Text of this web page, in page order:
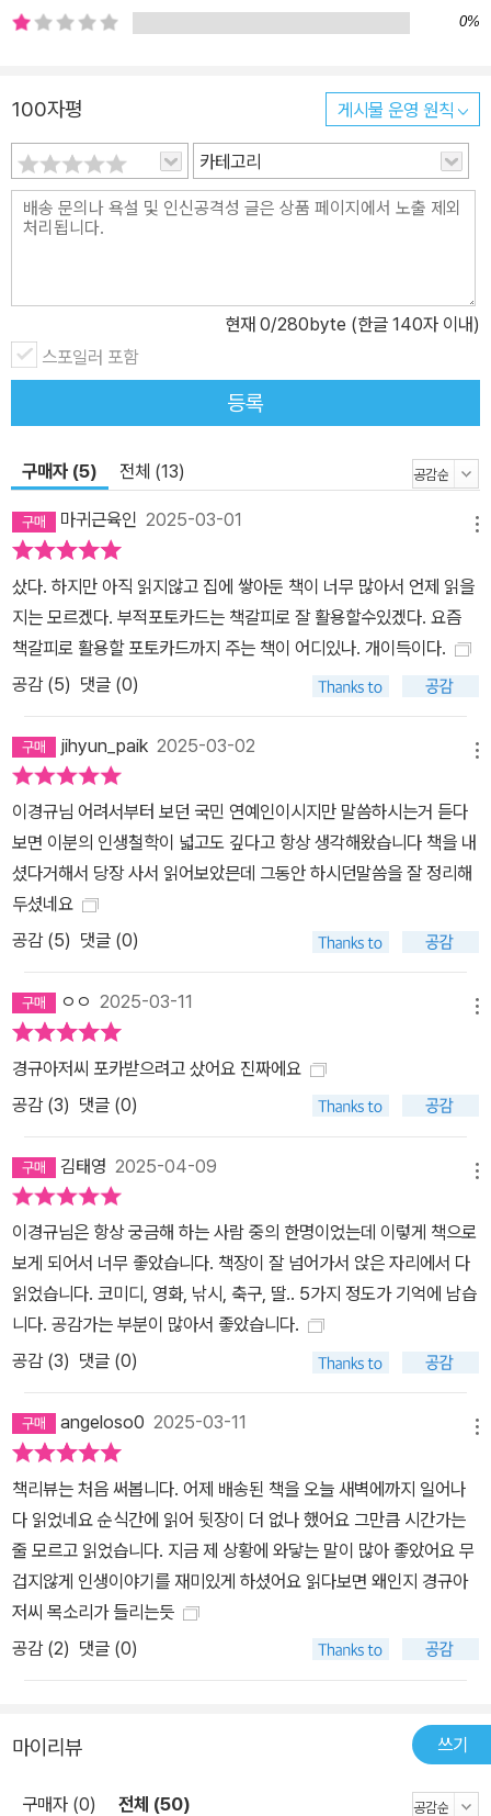
곡차곡 적립해온 잔뼈 굵은 어른의 이야기가 절실하게 필요할 때 항
떤 일에 한없이 마음을 졸이다가도 허허 웃음이 나오는 농담 같은 인
생을 살아가고 있는 ‘인간 이경규’가 얻은 것도 많고, 잃은 것도 많았
던 자신의 인생을 돌아보며 지나온 길에서 얻은 깨달음에 대해 이야
기한다. 2장 ‘박수칠 때 왜 떠납니까’에서는 긴 시간 동안 대한민국을
대표하는 예능인으로서 날카로운 감각을 잃지 않고 지금까지 살아남
이 나를 어쩔 수 없게 만든다’에서는 운명처럼 영화와 함께 자라난 소
년 이경규가 인생의 전환점마다 결정적인 역할을 해주었던 사랑할 수
밖에 없는 영화를 이야기하며, 꿈꾸는 삶의 눈부신 아름다움을 여실
나의 비빌 언덕이 되어줄 딸과 가족, 공황장애 속에서도 든든한 기둥
사는 중입니다’에서는 노력하는 사람은 즐기는 사람을 이길 수 있다
는 삶의 철학으로 과거에 안주하지 않고 미래로 나아가며 앞으로도
끝까지 살아남겠다는 이경규의 강인한 다짐과 포부를 담았다. 하루가
멀다 하고 새로운 사건 사고가 터지며 위태위태한 혼란으로 가득한
세상에서 근성과 감각으로 중무장한 어른의 이야기는 우리에게 용기
를 전해준다. 또 꾸밈없이 솔직담백한 이경규의 생각을 따라 걷다 보
각자 삶의 희극 배우임을 마침내 깨닫게 될 것이다.
0%
100자평 게시물 운영 원칙
카테고리
현재 0/280byte (한글 140자 이내)
스포일러 포함
등록
구매자 (5) 전체 (13)
마귀근육인 2025-03-01
샀다. 하지만 아직 읽지않고 집에 쌓아둔 책이 너무 많아서 언제 읽을
지는 모르겠다. 부적포토카드는 책갈피로 잘 활용할수있겠다. 요즘
책갈피로 활용할 포토카드까지 주는 책이 어디있나. 개이득이다.
공감 (5) 댓글 (0)
jihyun_paik 2025-03-02
이경규님 어려서부터 보던 국민 연예인이시지만 말씀하시는거 듣다
보면 이분의 인생철학이 넓고도 깊다고 항상 생각해왔습니다 책을 내
셨다거해서 당장 사서 읽어보았믄데 그동안 하시던말씀을 잘 정리해
두셨네요
공감 (5) 댓글 (0)
ㅇㅇ 2025-03-11
경규아저씨 포카받으려고 샀어요 진짜에요
공감 (3) 댓글 (0)
김태영 2025-04-09
이경규님은 항상 궁금해 하는 사람 중의 한명이었는데 이렇게 책으로
보게 되어서 너무 좋았습니다. 책장이 잘 넘어가서 앉은 자리에서 다
읽었습니다. 코미디, 영화, 낚시, 축구, 딸.. 5가지 정도가 기억에 남습
니다. 공감가는 부분이 많아서 좋았습니다.
공감 (3) 댓글 (0)
angeloso0 2025-03-11
책리뷰는 처음 써봅니다. 어제 배송된 책을 오늘 새벽에까지 일어나
다 읽었네요 순식간에 읽어 뒷장이 더 없나 했어요 그만큼 시간가는
줄 모르고 읽었습니다. 지금 제 상황에 와닿는 말이 많아 좋았어요 무
겁지않게 인생이야기를 재미있게 하셨어요 읽다보면 왜인지 경규아
저씨 목소리가 들리는듯
공감 (2) 댓글 (0)
마이리뷰 쓰기
구매자 (0) 전체 (50)